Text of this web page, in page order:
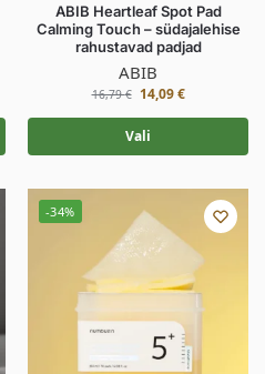
ABIB Heartleaf Spot Pad
Calming Touch – südajalehise
rahustavad padjad
ABIB
16,79€ 14,09€
Vali
-34%